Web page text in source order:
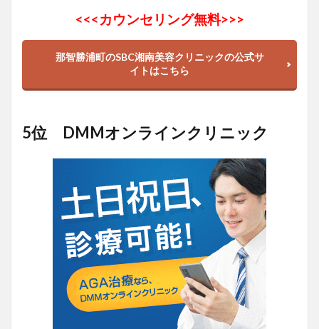
<<<カウンセリング無料>>>
那智勝浦町のSBC湘南美容クリニックの公式サ
イトはこちら
5位 DMMオンラインクリニック